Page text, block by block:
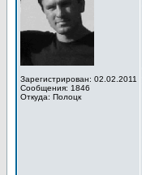
Зарегистрирован: 02.02.2011
Сообщения: 1846
Откуда: Полоцк